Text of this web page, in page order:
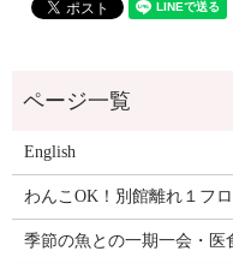
English
わんこOK！別館離れ１フ
季節の魚との一期一会・医